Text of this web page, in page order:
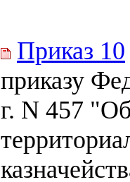
Приказ 10
приказу
г. N 457